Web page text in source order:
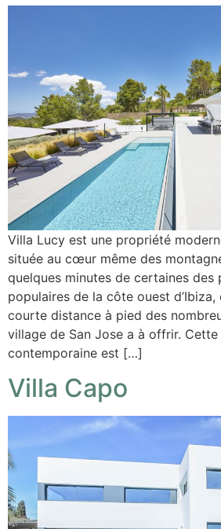
Villa Lucy est une propriété
située au cœur même des
quelques minutes de certaines des
populaires de la côte ouest
courte distance à pied des
village de San Jose a à offrir. Cette
contemporaine est […]
Villa Capo